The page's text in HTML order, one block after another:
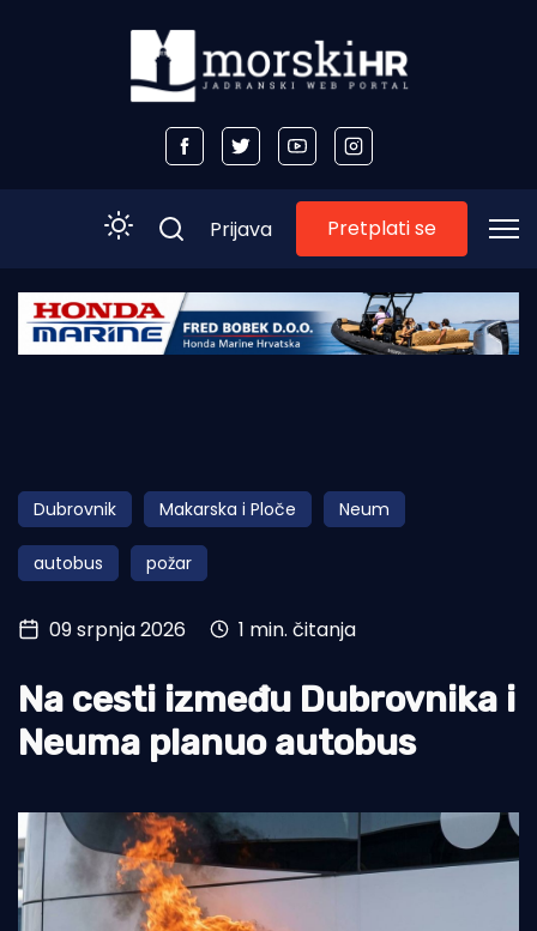
Početna
Obala
Otoci
Turizam i nautika
Pomorstvo
Ekologija
Prijava Pretplati se
Dubrovnik Makarska i Ploče Neum
autobus požar
09 srpnja 2026 1 min. čitanja
Na cesti između Dubrovnika i
Neuma planuo autobus